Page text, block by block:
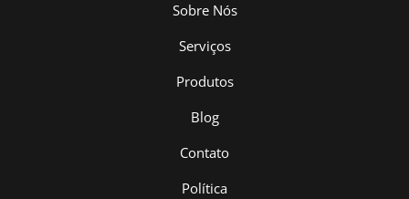
Sobre Nós
Serviços
Produtos
Blog
Contato
Política